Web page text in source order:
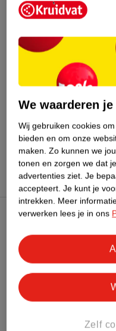
Bestel &
Hoe controleren wij de reviews?
Klantenservice
Over Kruidvat
We waarderen
Wij gebruiken cookies
bieden en om onze
maken. Zo kunnen we
tonen en zorgen we dat
advertenties ziet. Je
accepteert. Je kunt je
intrekken. Meer
verwerken lees je in ons
Zelf